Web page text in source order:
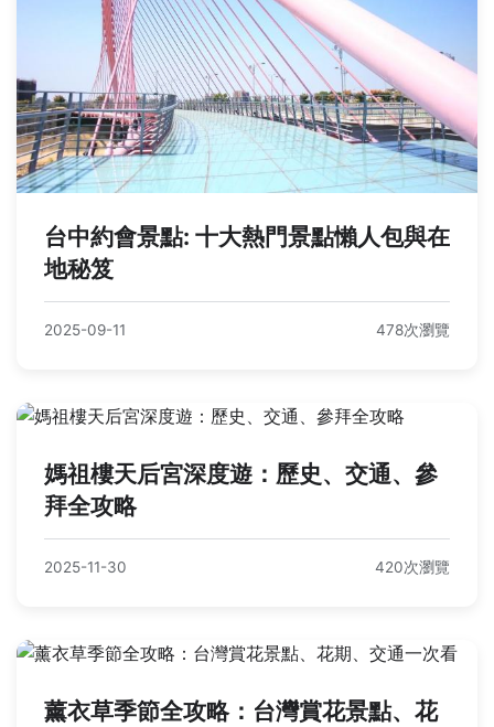
台中約會景點: 十大熱門景點懶人包與在
地秘笈
2025-09-11 478次瀏覽
媽祖樓天后宮深度遊：歷史、交通、參
拜全攻略
2025-11-30 420次瀏覽
薰衣草季節全攻略：台灣賞花景點、花